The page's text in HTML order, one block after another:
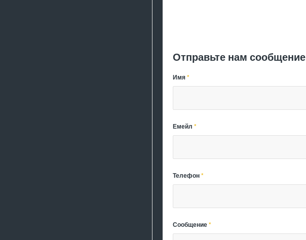
Отправьте нам сообщение
Имя*
Емейл *
Телефон*
Сообщение*